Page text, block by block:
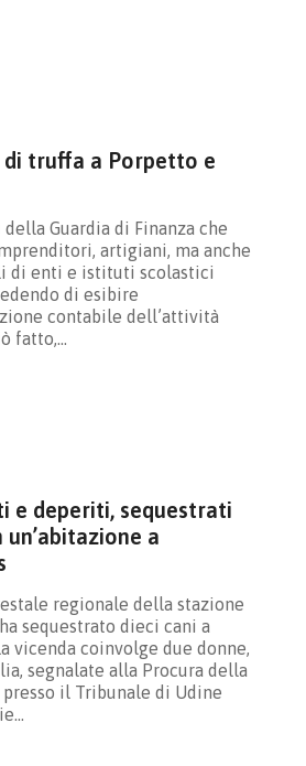
truffa a Porpetto e
Guardia di Finanza che
artigiani, ma anche
di enti e istituti scolastici
di esibire
contabile dell’attività
fatto,…
e deperiti, sequestrati
un’abitazione a
regionale della stazione
sequestrato dieci cani a
vicenda coinvolge due donne,
segnalate alla Procura della
il Tribunale di Udine